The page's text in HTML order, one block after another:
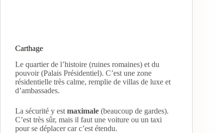
Carthage
Le quartier de l’histoire (ruines romaines) et du
pouvoir (Palais Présidentiel). C’est une zone
résidentielle très calme, remplie de villas de luxe et
d’ambassades.
La sécurité y est maximale (beaucoup de gardes).
C’est très sûr, mais il faut une voiture ou un taxi
pour se déplacer car c’est étendu.